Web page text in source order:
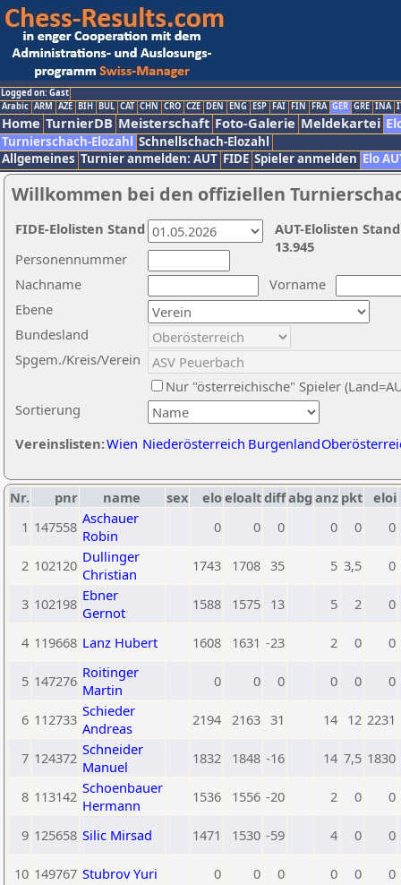
Logged on: Gast
Arabic ARM AZE BIH BUL CAT CHN CRO CZE DEN ENG ESP FAI FIN FRA GER GRE INA
Home TurnierDB Meisterschaft Foto-Galerie Meldekartei
Turnierschach-Elozahl Schnellschach-Elozahl
Allgemeines Turnier anmelden: AUT FIDE Spieler anmelden Elo
Willkommen bei den offiziellen
Nachname
Vorname
Ebene
Sortierung
Personennummer
Bundesland
Spgem./Kreis/Verein
Nur "österreichische" Spieler
Vereinslisten:Wien Niederösterreich Burgenland
AUT-Elolisten
13.945
FIDE-Elolisten Stand
Nr. pnr name sex eloeloaltdiffabg anz pkt eloi
1 147558 Aschauer
Robin
0 0 0 0 0 0
2 102120 Dullinger
Christian
1743 1708 35 5 3,5 0
3 102198 Ebner
Gernot
1588 1575 13 5 2 0
4 119668 Lanz Hubert 1608 1631 -23 2 0 0
5 147276 Roitinger
Martin
0 0 0 0 0 0
6 112733 Schieder
Andreas
2194 2163 31 14 12 2231
7 124372 Schneider
Manuel
1832 1848 -16 14 7,5 1830
8 113142 Schoenbauer
Hermann
1536 1556 -20 2 0 0
9 125658 Silic Mirsad 1471 1530 -59 4 0 0
10 149767 Stubrov Yuri 0 0 0 0 0 0